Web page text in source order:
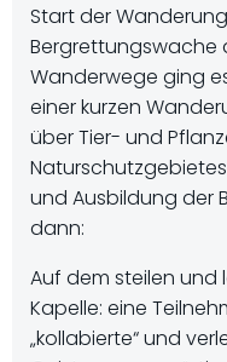
Start der
Bergrettungswache
Wanderwege ging
einer kurzen
über Tier- und
und Ausbildung der
dann:
Auf dem steilen und
Kapelle: eine
„kollabierte“ und